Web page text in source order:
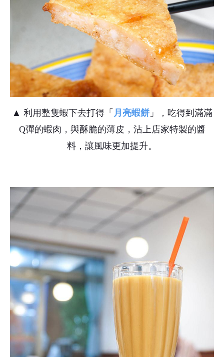
▲ 利用整隻蝦下去打得「 月亮蝦餅」，吃得到滿滿
Q彈的蝦肉，與酥脆的薄皮，沾上店家特製的醬
料，讓風味更加提升。